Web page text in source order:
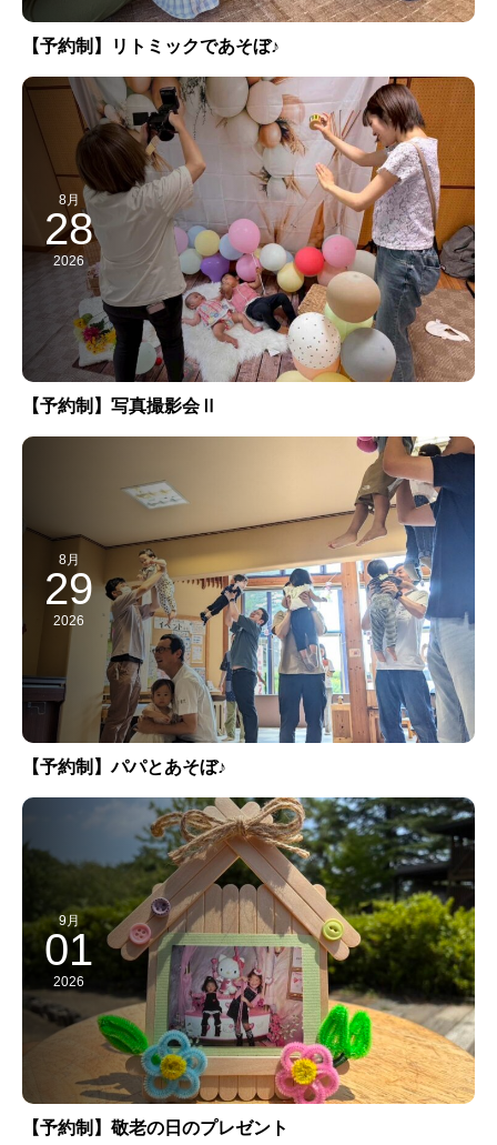
【予約制】リトミックであそぼ♪
8月
28
2026
【予約制】写真撮影会Ⅱ
8月
29
2026
【予約制】パパとあそぼ♪
9月
01
2026
【予約制】敬老の日のプレゼント